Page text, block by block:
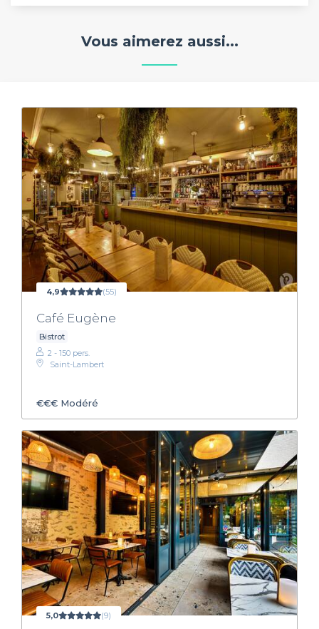
Vous aimerez aussi...
4,9 (55)
Café Eugène
Bistrot
2 - 150 pers.
Saint-Lambert
€€€ Modéré
5,0 (9)